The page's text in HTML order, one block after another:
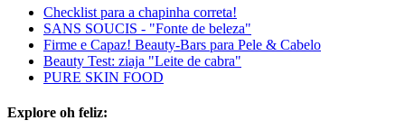
Checklist para a chapinha correta!
SANS SOUCIS - "Fonte de beleza"
Firme e Capaz! Beauty-Bars para Pele & Cabelo
Beauty Test: ziaja "Leite de cabra"
PURE SKIN FOOD
Explore oh feliz: